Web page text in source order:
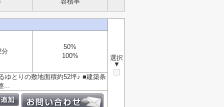
選択
▼
50%
100%
ゆとりの敷地面積約52坪♪ ■建築条
...